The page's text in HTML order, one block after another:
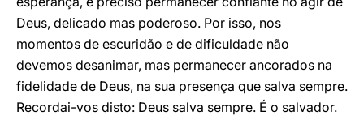
Deus, delicado mas poderoso. Por isso, nos
momentos de escuridão e de dificuldade não
devemos desanimar, mas permanecer ancorados na
fidelidade de Deus, na sua presença que salva sempre.
Recordai-vos disto: Deus salva sempre. É o salvador.